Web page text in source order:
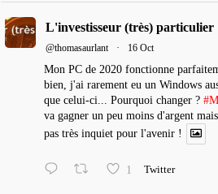
L'investisseur (très) particulier
@thomasaurlant · 16 Oct
Mon PC de 2020 fonctionne
bien, j'ai rarement eu un Windows
que celui-ci... Pourquoi changer ?
va gagner un peu moins d'argent
pas très inquiet pour l'avenir !
1 Twitter